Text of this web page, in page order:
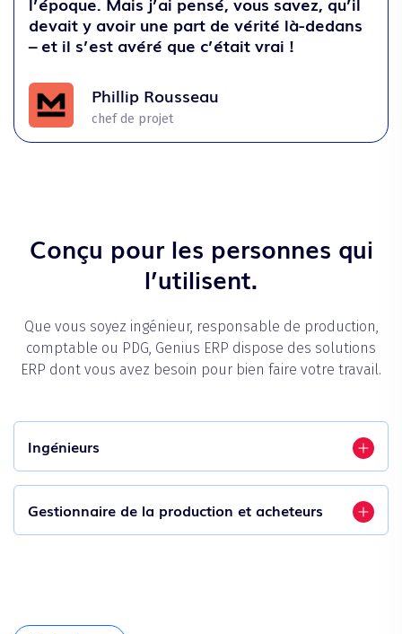
devait y avoir une part de vérité là-dedans
– et il s’est avéré que c’était vrai !
Phillip Rousseau
chef de projet
Conçu pour les personnes qui
l’utilisent.
Que vous soyez ingénieur, responsable de production,
comptable ou PDG, Genius ERP dispose des solutions
ERP dont vous avez besoin pour bien faire votre travail.
Ingénieurs
Gestionnaire de la production et acheteurs